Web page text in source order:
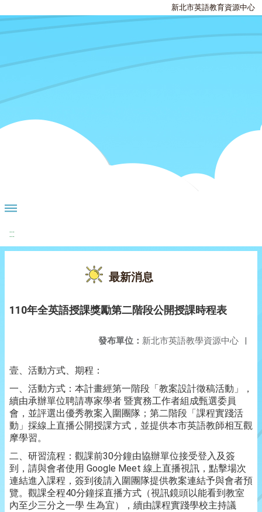
新北市英語教育資源中心
:::
最新消息
110年全英語授課獎勵第二階段公開授課時程表
發布單位： 新北市英語教學資源中心 |
壹、活動方式、期程：
一、活動方式：本計畫經第一階段「教案設計徵稿活動」，
續由承辦單位聘請專家學者 暨實務工作者組成甄選委員
會，並評選出優秀教案入圍團隊；第二階段「課程實踐活
動」採線上直播公開授課方式，並提供本市英語教師相互觀
摩學習。
二、研習流程：觀課前30分鐘由協辦單位接受登入及簽
到，請與會者使用 Google Meet 線上直播視訊，點擊場次
連結進入課程，簽到後請入圍團隊提供教案連結予與會者預
覽。觀課全程40分鐘採直播方式（視訊鏡頭以能看到教室
內至少三分之一學 生為宜），續由課程實踐學校主持議